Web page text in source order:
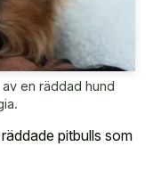
en räddad hund
pitbulls som